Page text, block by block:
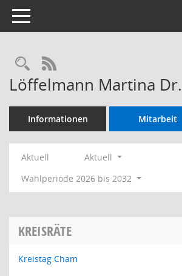
Toggle navigation
Rechercheauswahl
RSS-Feed
Löffelmann Martina Dr.
Informationen Mitarbeit
Aktuell
Aktuell
Wahlperiode 2026 bis 2032
KREISRÄTE
Kreistag Cham